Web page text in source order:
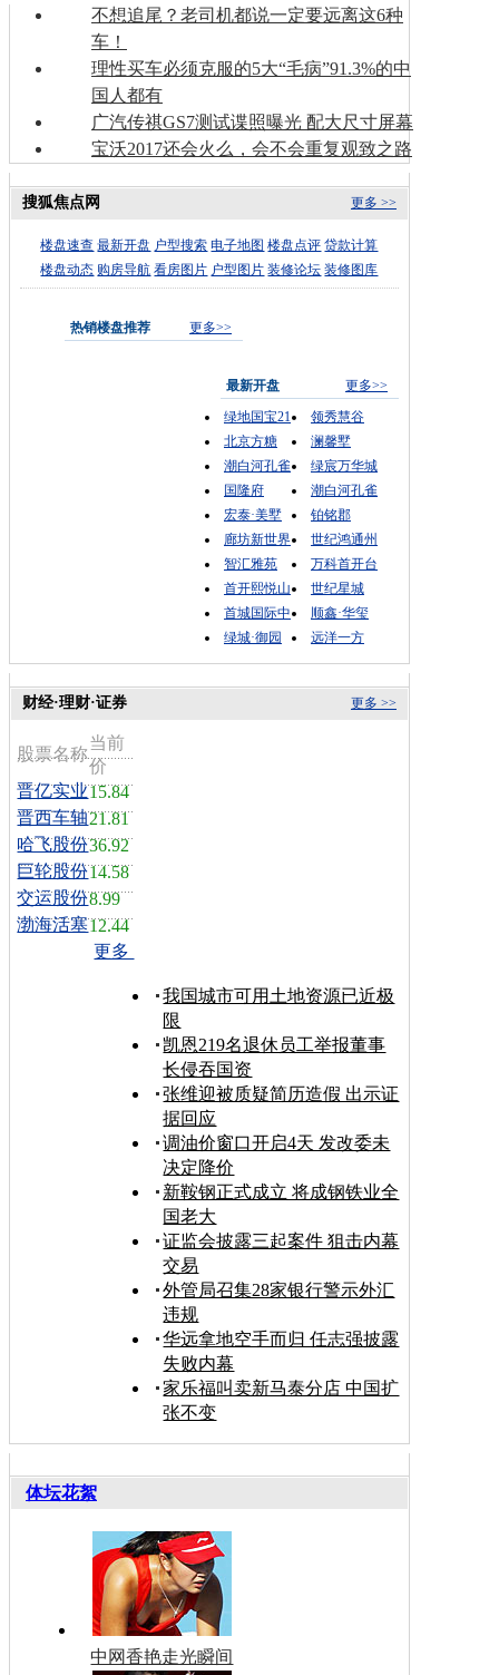
不想追尾？老司机都说一定要远离这6种
车！
理性买车必须克服的5大“毛病”91.3%的中
国人都有
广汽传祺GS7测试谍照曝光 配大尺寸屏幕
宝沃2017还会火么，会不会重复观致之路
更多 >>
搜狐焦点网
楼盘速查 最新开盘 户型搜索 电子地图 楼盘点评 贷款计算
楼盘动态 购房导航 看房图片 户型图片 装修论坛 装修图库
热销楼盘推荐 更多>>
最新开盘
更多>>
绿地国宝21
领秀慧谷
北京方糖
澜馨墅
潮白河孔雀
绿宸万华城
国隆府
潮白河孔雀
宏泰·美墅
铂铭郡
廊坊新世界
世纪鸿通州
智汇雅苑
万科首开台
首开熙悦山
世纪星城
首城国际中
顺鑫·华玺
绿城·御园
远洋一方
更多 >>
财经·理财·证券
股票名称
当前
价
晋亿实业15.84
晋西车轴21.81
哈飞股份36.92
巨轮股份14.58
交运股份8.99
渤海活塞12.44
更多
我国城市可用土地资源已近极
限
凯恩219名退休员工举报董事
长侵吞国资
张维迎被质疑简历造假 出示证
据回应
调油价窗口开启4天 发改委未
决定降价
新鞍钢正式成立 将成钢铁业全
国老大
证监会披露三起案件 狙击内幕
交易
外管局召集28家银行警示外汇
违规
华远拿地空手而归 任志强披露
失败内幕
家乐福叫卖新马泰分店 中国扩
张不变
体坛花絮
中网香艳走光瞬间